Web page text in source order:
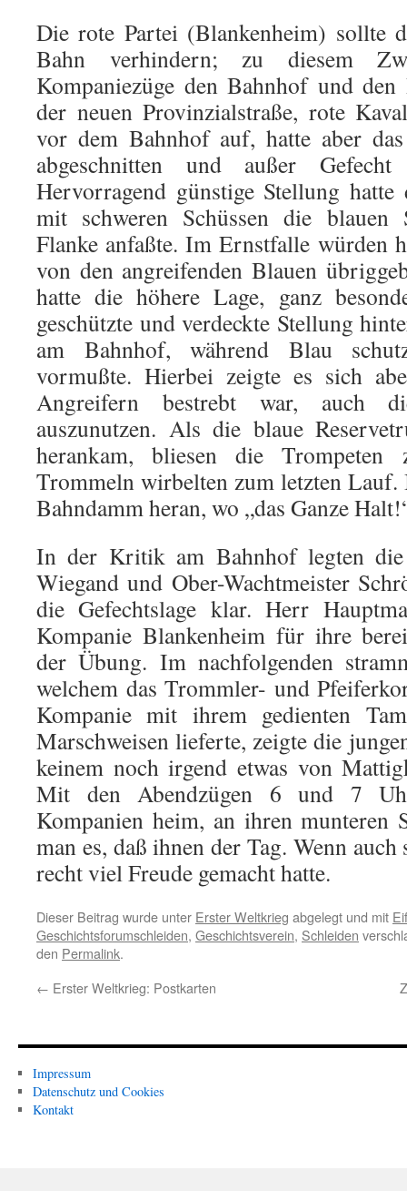
Die rote Partei (Blankenheim) sollte
Bahn verhindern; zu diesem
Kompaniezüge den Bahnhof und
der neuen Provinzialstraße, rote
vor dem Bahnhof auf, hatte aber
abgeschnitten und außer
Hervorragend günstige Stellung
mit schweren Schüssen die blauen
Flanke anfaßte. Im Ernstfalle würden
von den angreifenden Blauen
hatte die höhere Lage, ganz
geschützte und verdeckte Stellung
am Bahnhof, während Blau
vormußte. Hierbei zeigte es sich
Angreifern bestrebt war, auch
auszunutzen. Als die blaue
herankam, bliesen die
Trommeln wirbelten zum letzten
Bahndamm heran, wo „das Ganze
In der Kritik am Bahnhof legten die
Wiegand und Ober-Wachtmeister
die Gefechtslage klar. Herr
Kompanie Blankenheim für ihre
der Übung. Im nachfolgenden
welchem das Trommler- und
Kompanie mit ihrem gedienten
Marschweisen lieferte, zeigte die
keinem noch irgend etwas von
Mit den Abendzügen 6 und 7
Kompanien heim, an ihren munteren
man es, daß ihnen der Tag. Wenn
recht viel Freude gemacht hatte.
Dieser Beitrag wurde unter Erster Weltkrieg abgelegt und mit
Geschichtsforumschleiden, Geschichtsverein, Schleiden
den Permalink.
← Erster Weltkrieg: Postkarten
Impressum
Datenschutz und Cookies
Kontakt